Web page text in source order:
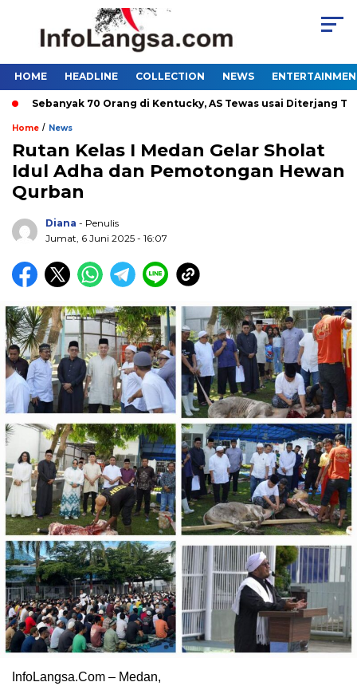
HOME HEADLINE COLLECTION NEWS
Sebanyak 70 Orang di Kentucky, AS Tewas usai Diterjang
Home / News
Rutan Kelas I Medan Gelar Sholat
Idul Adha dan Pemotongan Hewan
Qurban
Diana - Penulis
Jumat, 6 Juni 2025 - 16:07
InfoLangsa.Com – Medan,